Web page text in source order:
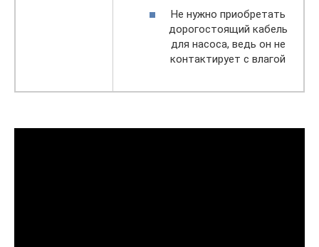
Не нужно приобретать
дорогостоящий кабель
для насоса, ведь он не
контактирует с влагой